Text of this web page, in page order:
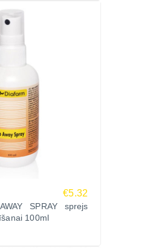
dienu?
pēc nepieciešamības.
pret ceļu sāli?
ķepām?
palīdz mitrināt un barot
ķepu veselību ar
50 ml. Izvēlies kvalitatīvu
visā Latvijā.
€5.32
SPRAY sprejs
100ml